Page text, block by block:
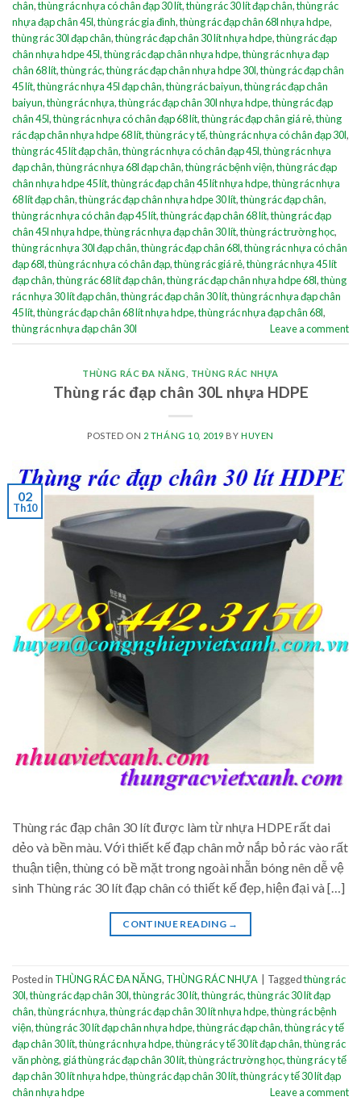
chân,thùng rác nhựa có chân đạp 30 lít,thùng rác 30 lít đạp chân,thùng rác
nhựa đạp chân 45l,thùng rác gia đình,thùng rác đạp chân 68l nhựa hdpe,
thùng rác 30l đạp chân,thùng rác đạp chân 30 lít nhựa hdpe,thùng rác đạp
chân nhựa hdpe 45l,thùng rác đạp chân nhựa hdpe,thùng rác nhựa đạp
chân 68 lít,thùng rác,thùng rác đạp chân nhựa hdpe 30l,thùng rác đạp chân
45 lít,thùng rác nhựa 45l đạp chân,thùng rác baiyun,thùng rác đạp chân
baiyun,thùng rác nhựa,thùng rác đạp chân 30l nhựa hdpe,thùng rác đạp
chân 45l,thùng rác nhựa có chân đạp 68 lít,thùng rác đạp chân giá rẻ,thùng
rác đạp chân nhựa hdpe 68 lít,thùng rác y tế,thùng rác nhựa có chân đạp 30l,
thùng rác 45 lít đạp chân,thùng rác nhựa có chân đạp 45l,thùng rác nhựa
đạp chân,thùng rác nhựa 68l đạp chân,thùng rác bệnh viện,thùng rác đạp
chân nhựa hdpe 45 lít,thùng rác đạp chân 45 lít nhựa hdpe,thùng rác nhựa
68 lít đạp chân,thùng rác đạp chân nhựa hdpe 30 lít,thùng rác đạp chân,
thùng rác nhựa có chân đạp 45 lít,thùng rác đạp chân 68 lít,thùng rác đạp
chân 45l nhựa hdpe,thùng rác nhựa đạp chân 30 lít,thùng rác trường học,
thùng rác nhựa 30l đạp chân,thùng rác đạp chân 68l,thùng rác nhựa có chân
đạp 68l,thùng rác nhựa có chân đạp,thùng rác giá rẻ,thùng rác nhựa 45 lít
đạp chân,thùng rác 68 lít đạp chân,thùng rác đạp chân nhựa hdpe 68l,thùng
rác nhựa 30 lít đạp chân,thùng rác đạp chân 30 lít,thùng rác nhựa đạp chân
45 lít,thùng rác đạp chân 68 lít nhựa hdpe,thùng rác nhựa đạp chân 68l,
thùng rác nhựa đạp chân 30l
Leave a comment
THÙNG RÁC ĐA NĂNG THÙNG RÁC NHỰA
Thùng rác đạp chân 30L nhựa HDPE
POSTED ON 2 THÁNG 10, 2019 BY HUYEN
02
Th10
Thùng rác đạp chân 30 lít được làm từ nhựa HDPE rất dai
dẻo và bền màu. Với thiết kế đạp chân mở nắp bỏ rác vào rất
thuận tiện, thùng có bề mặt trong ngoài nhẵn bóng nên dễ vệ
sinh Thùng rác 30 lít đạp chân có thiết kế đẹp, hiện đại và […]
CONTINUE READING →
Posted in THÙNG RÁC ĐA NĂNG, THÙNG RÁC NHỰA Taggedthùng rác
30l,thùng rác đạp chân 30l,thùng rác 30 lít,thùng rác,thùng rác 30 lít đạp
chân,thùng rác nhựa,thùng rác đạp chân 30 lít nhựa hdpe,thùng rác bệnh
viện,thùng rác 30 lít đạp chân nhựa hdpe,thùng rác đạp chân,thùng rác y tế
đạp chân 30 lít,thùng rác nhựa hdpe,thùng rác y tế 30 lít đạp chân,thùng rác
văn phòng, giá thùng rác đạp chân 30 lít,thùng rác trường học,thùng rác y tế
đạp chân 30 lít nhựa hdpe,thùng rác đạp chân 30 lít,thùng rác y tế 30 lít đạp
chân nhựa hdpe
Leave a comment